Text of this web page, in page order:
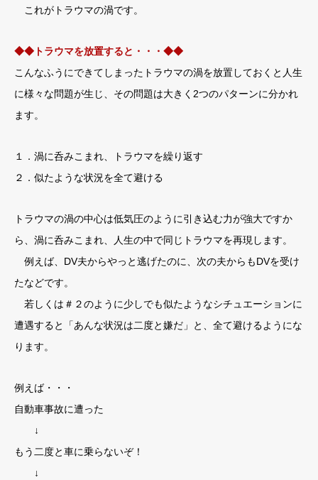
これがトラウマの渦です。
◆◆トラウマを放置すると・・・◆◆
こんなふうにできてしまったトラウマの渦を放置しておくと人生
に様々な問題が生じ、その問題は大きく2つのパターンに分かれ
ます。
１．渦に呑みこまれ、トラウマを繰り返す
２．似たような状況を全て避ける
トラウマの渦の中心は低気圧のように引き込む力が強大ですか
ら、渦に呑みこまれ、人生の中で同じトラウマを再現します。
例えば、DV夫からやっと逃げたのに、次の夫からもDVを受け
たなどです。
若しくは＃２のように少しでも似たようなシチュエーションに
遭遇すると「あんな状況は二度と嫌だ」と、全て避けるようにな
ります。
例えば・・・
自動車事故に遭った
↓
もう二度と車に乗らないぞ！
↓